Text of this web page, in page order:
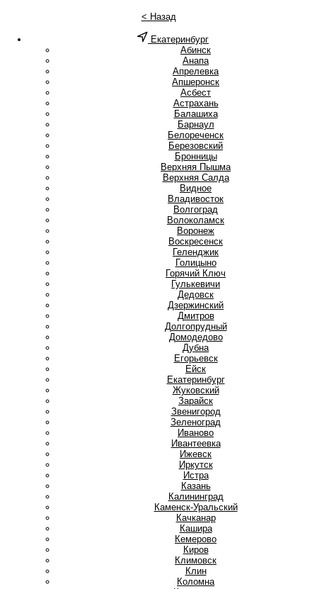
< Назад
Екатеринбург
Абинск
Анапа
Апрелевка
Апшеронск
Асбест
Астрахань
Балашиха
Барнаул
Белореченск
Березовский
Бронницы
Верхняя Пышма
Верхняя Салда
Видное
Владивосток
Волгоград
Волоколамск
Воронеж
Воскресенск
Геленджик
Голицыно
Горячий Ключ
Гулькевичи
Дедовск
Дзержинский
Дмитров
Долгопрудный
Домодедово
Дубна
Егорьевск
Ейск
Екатеринбург
Жуковский
Зарайск
Звенигород
Зеленоград
Иваново
Ивантеевка
Ижевск
Иркутск
Истра
Казань
Калининград
Каменск-Уральский
Качканар
Кашира
Кемерово
Киров
Климовск
Клин
Коломна